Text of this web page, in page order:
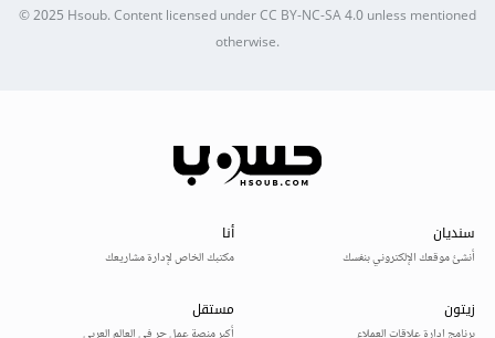
© 2025Hsoub.Content licensed underCC BY-NC-SA 4.0unless mentioned
otherwise.